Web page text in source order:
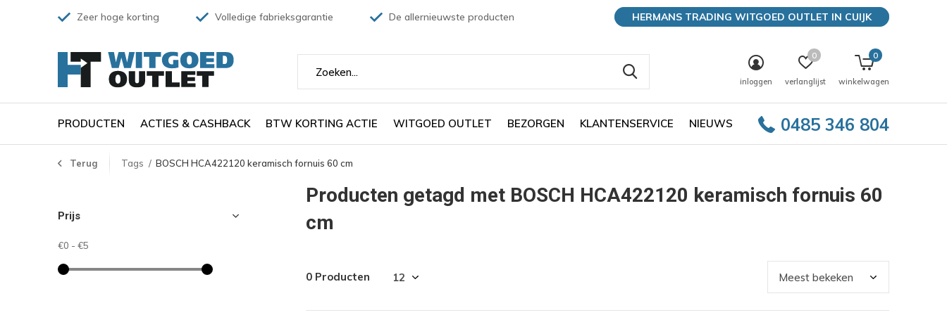
PRODUCTEN ACTIES & CASHBACK BTW KORTING ACTIE WITGOED OUTLET BEZORGEN KLANTENSERVICE NIEUWS 0485 346 804
inloggen verlanglijst
0
winkelwagen
0
Zeer hoge korting Volledige fabrieksgarantie De allernieuwste producten HERMANS TRADING WITGOED OUTLET IN CUIJK
Terug Tags BOSCH HCA422120 keramisch fornuis 60 cm
Producten getagd met BOSCH HCA422120 keramisch fornuis 60
cm
0 Producten
Prijs
€0 - €5